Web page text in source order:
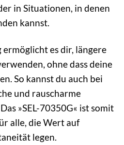
in Situationen, in denen
kannst.
es dir, längere
ohne dass deine
So kannst du auch bei
und rauscharme
»SEL-70350G« ist somit
alle, die Wert auf
legen.